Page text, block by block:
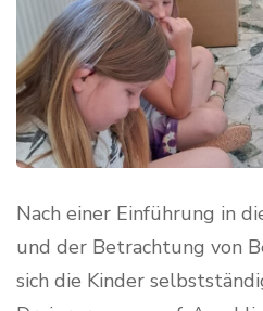
Nach einer Einführung in
und der Betrachtung von
sich die Kinder